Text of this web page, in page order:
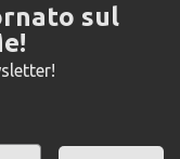
sul